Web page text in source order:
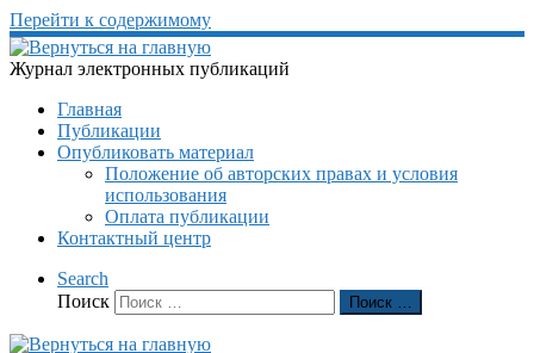
Перейти к содержимому
Журнал электронных публикаций
Главная
Публикации
Опубликовать материал
Положение об авторских правах и условия
использования
Оплата публикации
Контактный центр
Search
Поиск
Поиск …